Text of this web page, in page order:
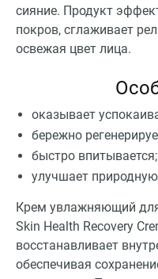
сияние. Продукт
покров, сглаживает
освежая цвет лица.
оказывает
бережно
быстро впитывается;
улучшает
Крем увлажняющий
Skin Health Recovery
восстанавливает
обеспечивая